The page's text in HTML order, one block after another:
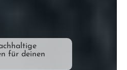
für deinen